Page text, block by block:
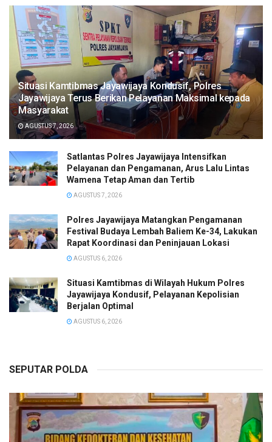
Situasi Kamtibmas Jayawijaya Kondusif, Polres
Jayawijaya Terus Berikan Pelayanan Maksimal kepada
Masyarakat
AGUSTUS 7, 2026
Satlantas Polres Jayawijaya Intensifkan
Pelayanan dan Pengamanan, Arus Lalu Lintas
Wamena Tetap Aman dan Tertib
AGUSTUS 7, 2026
Polres Jayawijaya Matangkan Pengamanan
Festival Budaya Lembah Baliem Ke-34, Lakukan
Rapat Koordinasi dan Peninjauan Lokasi
AGUSTUS 6, 2026
Situasi Kamtibmas di Wilayah Hukum Polres
Jayawijaya Kondusif, Pelayanan Kepolisian
Berjalan Optimal
AGUSTUS 6, 2026
SEPUTAR POLDA